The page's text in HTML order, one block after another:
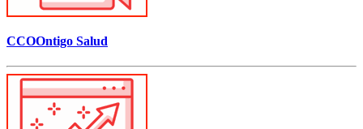
CCOOntigo Salud